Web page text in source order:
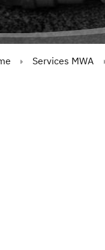
Services MWA